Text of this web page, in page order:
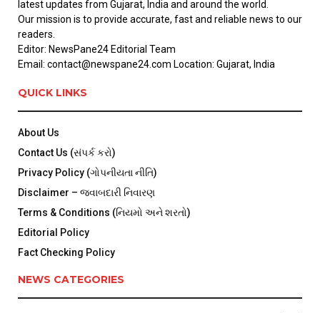
latest updates from Gujarat, India and around the world.
Our mission is to provide accurate, fast and reliable news to our
readers.
Editor: NewsPane24 Editorial Team
Email: contact@newspane24.com Location: Gujarat, India
QUICK LINKS
About Us
Contact Us (સંપર્ક કરો)
Privacy Policy (ગોપનીયતા નીતિ)
Disclaimer – જવાબદારી નિવારણ
Terms & Conditions (નિયમો અને શરતો)
Editorial Policy
Fact Checking Policy
NEWS CATEGORIES